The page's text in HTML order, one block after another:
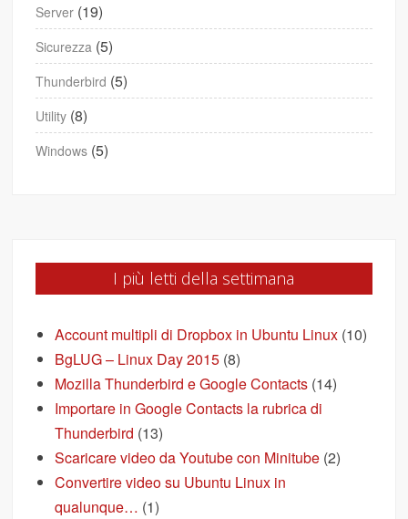
Server (19)
Sicurezza (5)
Thunderbird (5)
Utility (8)
Windows (5)
I più letti della settimana
Account multipli di Dropbox in Ubuntu Linux (10)
BgLUG – Linux Day 2015 (8)
Mozilla Thunderbird e Google Contacts (14)
Importare in Google Contacts la rubrica di
Thunderbird (13)
Scaricare video da Youtube con Minitube (2)
Convertire video su Ubuntu Linux in
qualunque… (1)